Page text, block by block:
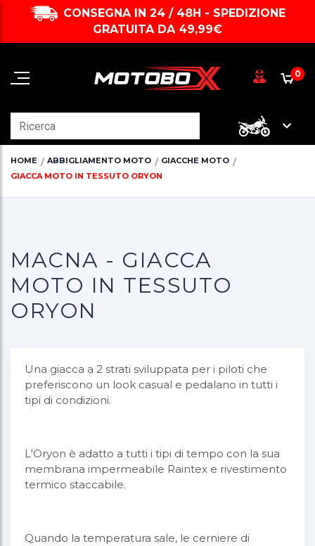
CONSEGNA IN 24 / 48H - SPEDIZIONE
GRATUITA DA 49,99€
0
HOME ABBIGLIAMENTO MOTO
GIACCHE MOTO
GIACCA MOTO IN TESSUTO ORYON
MACNA - GIACCA
MOTO IN TESSUTO
ORYON
Una giacca a 2 strati sviluppata per i piloti che
preferiscono un look casual e pedalano in tutti i
tipi di condizioni.
L'Oryon è adatto a tutti i tipi di tempo con la sua
membrana impermeabile Raintex e rivestimento
termico staccabile.
Quando la temperatura sale, le cerniere di